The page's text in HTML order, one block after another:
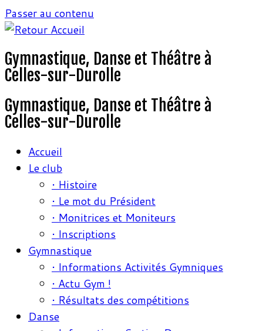
Passer au contenu
Gymnastique, Danse et Théâtre à
Celles-sur-Durolle
Gymnastique, Danse et Théâtre à
Celles-sur-Durolle
Accueil
Le club
• Histoire
• Le mot du Président
• Monitrices et Moniteurs
• Inscriptions
Gymnastique
• Informations Activités Gymniques
• Actu Gym !
• Résultats des compétitions
Danse